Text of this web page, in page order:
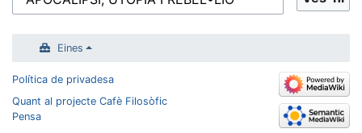
Eines
Política de privadesa
Quant al projecte Cafè Filosòfic
Pensa